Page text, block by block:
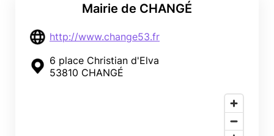
Mairie de CHANGÉ
http://www.change53.fr
6 place Christian d'Elva
53810 CHANGÉ